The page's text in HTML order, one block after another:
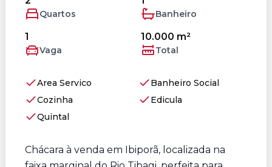
Quartos Banheiro
1
Vaga
10.000 m²
Total
Area Servico
Banheiro Social
Cozinha
Edicula
Quintal
Chácara à venda em Ibiporã, localizada na